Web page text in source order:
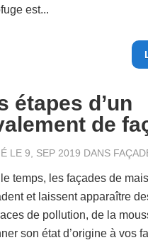
est...
étapes d’un
de
LE 9, SEP 2019 DANS
temps, les façades de
et laissent apparaître
de pollution, de la
son état d’origine à vos